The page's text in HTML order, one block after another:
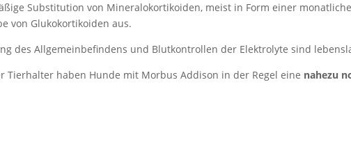
Substitution von Mineralokortikoiden, meist in Form einer
von Glukokortikoiden aus.
des Allgemeinbefindens und Blutkontrollen der Elektrolyte sind
haben Hunde mit Morbus Addison in der Regel eine nahezu